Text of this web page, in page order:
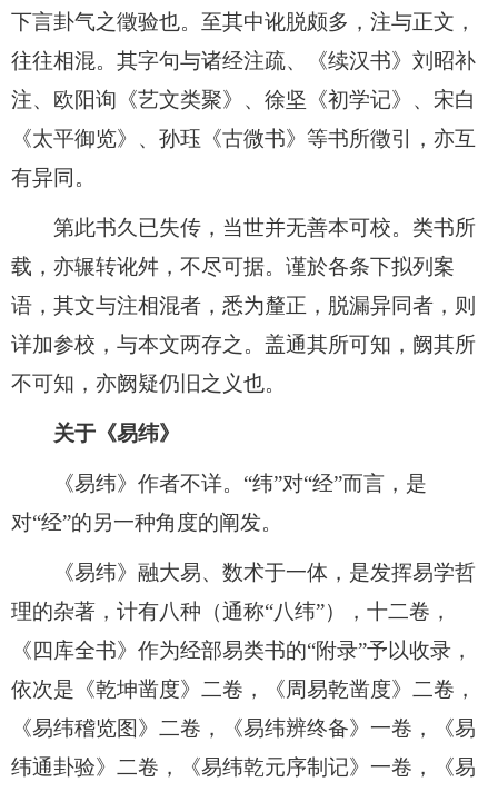
下言卦气之徵验也。至其中讹脱颇多，注与正文，
往往相混。其字句与诸经注疏、《续汉书》刘昭补
注、欧阳询《艺文类聚》、徐坚《初学记》、宋白
《太平御览》、孙珏《古微书》等书所徵引，亦互
有异同。
第此书久已失传，当世并无善本可校。类书所
载，亦辗转讹舛，不尽可据。谨於各条下拟列案
语，其文与注相混者，悉为釐正，脱漏异同者，则
详加参校，与本文两存之。盖通其所可知，阙其所
不可知，亦阙疑仍旧之义也。
关于《易纬》
《易纬》作者不详。“纬”对“经”而言，是
对“经”的另一种角度的阐发。
《易纬》融大易、数术于一体，是发挥易学哲
理的杂著，计有八种（通称“八纬”），十二卷，
《四库全书》作为经部易类书的“附录”予以收录，
依次是《乾坤凿度》二卷，《周易乾凿度》二卷，
《易纬稽览图》二卷，《易纬辨终备》一卷，《易
纬通卦验》二卷，《易纬乾元序制记》一卷，《易